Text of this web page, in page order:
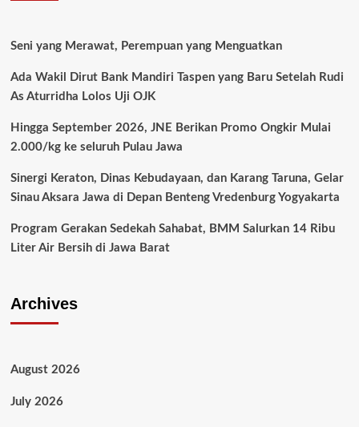
Seni yang Merawat, Perempuan yang Menguatkan
Ada Wakil Dirut Bank Mandiri Taspen yang Baru Setelah Rudi
As Aturridha Lolos Uji OJK
Hingga September 2026, JNE Berikan Promo Ongkir Mulai
2.000/kg ke seluruh Pulau Jawa
Sinergi Keraton, Dinas Kebudayaan, dan Karang Taruna, Gelar
Sinau Aksara Jawa di Depan Benteng Vredenburg Yogyakarta
Program Gerakan Sedekah Sahabat, BMM Salurkan 14 Ribu
Liter Air Bersih di Jawa Barat
Archives
August 2026
July 2026